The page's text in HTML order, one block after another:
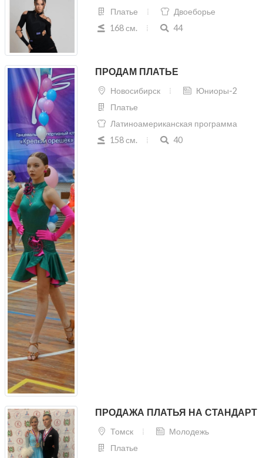
Платье
Двоеборье
168 см.
44
ПРОДАМ ПЛАТЬЕ
Новосибирск
Юниоры-2
Платье
Латиноамериканская программа
158 см.
40
ПРОДАЖА ПЛАТЬЯ НА СТАНДАРТ
Томск
Молодежь
Платье